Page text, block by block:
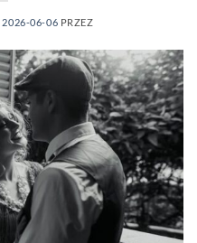
2026-06-06 PRZEZ